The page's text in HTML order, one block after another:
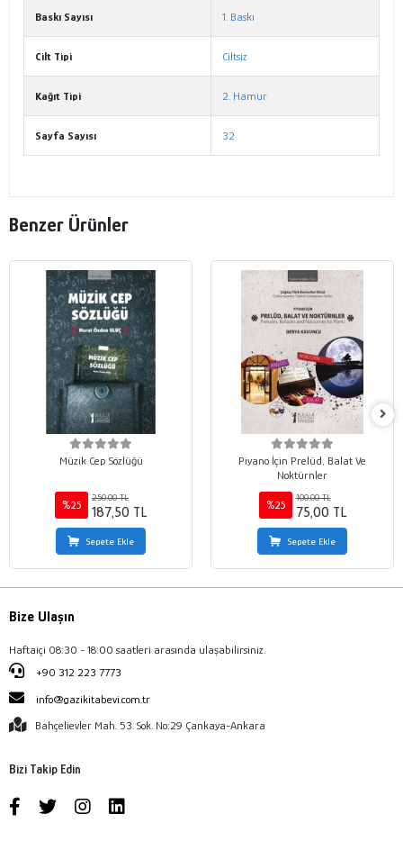
Baskı Sayısı 1. Baskı
Cilt Tipi Ciltsiz
Kağıt Tipi 2. Hamur
Sayfa Sayısı 32
Benzer Ürünler
Müzik Cep Sözlüğü
%25
250,00 TL
187,50 TL
Sepete Ekle
Piyano İçin Prelüd, Balat Ve
Noktürnler
%25
100,00 TL
75,00 TL
Sepete Ekle
Bize Ulaşın
Haftaiçi 08:30 - 18:00 saatleri arasında ulaşabilirsiniz.
+90 312 223 7773
info@gazikitabevi.com.tr
Bahçelievler Mah. 53. Sok. No:29 Çankaya-Ankara
Bizi Takip Edin